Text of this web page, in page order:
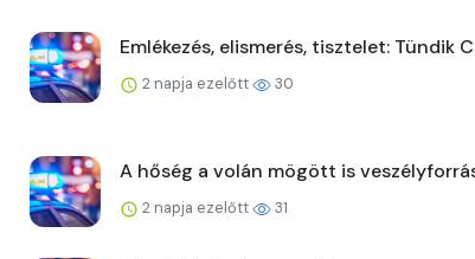
Emlékezés, elismerés, tisztelet: Tündik
2 napja ezelőtt 30
A hőség a volán mögött is
2 napja ezelőtt 31